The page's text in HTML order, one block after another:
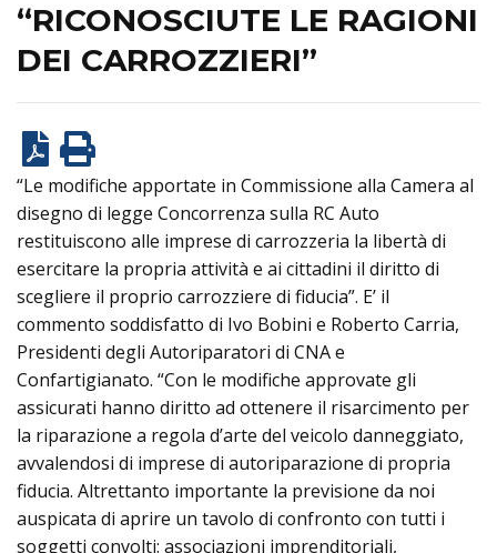
“RICONOSCIUTE LE RAGIONI
DEI CARROZZIERI”
“Le modifiche apportate in Commissione alla Camera al
disegno di legge Concorrenza sulla RC Auto
restituiscono alle imprese di carrozzeria la libertà di
esercitare la propria attività e ai cittadini il diritto di
scegliere il proprio carrozziere di fiducia”. E’ il
commento soddisfatto di Ivo Bobini e Roberto Carria,
Presidenti degli Autoriparatori di CNA e
Confartigianato. “Con le modifiche approvate gli
assicurati hanno diritto ad ottenere il risarcimento per
la riparazione a regola d’arte del veicolo danneggiato,
avvalendosi di imprese di autoriparazione di propria
fiducia. Altrettanto importante la previsione da noi
auspicata di aprire un tavolo di confronto con tutti i
soggetti convolti: associazioni imprenditoriali,